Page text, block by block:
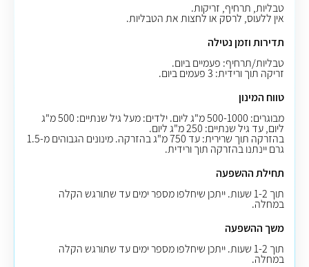
טבליות, תרחיף, זריקות.
אין ללעוס, לרסק או לחצות את הטבליות.
תדירות וזמן נטילה
טבליות/תרחיף: פעמיים ביום.
זריקה תוך ורידית: 3 פעמים ביום.
טווח המינון
מבוגרים: 500-1000 מ"ג ליום. ילדים: מעל גיל שנתיים: 500 מ"ג
ליום, עד גיל שנתיים: 250 מ"ג ליום.
בהזרקה תוך שרירית: עד 750 מ"ג בהזרקה. מינונים הגבוהים מ-1.5
גרם יינתנו בהזרקה תוך ורידית.
תחילת ההשפעה
תוך 1-2 שעות. ייתכן שיחלפו מספר ימים עד שתורגש הקלה
במחלה.
משך ההשפעה
תוך 1-2 שעות. ייתכן שיחלפו מספר ימים עד שתורגש הקלה
במחלה.